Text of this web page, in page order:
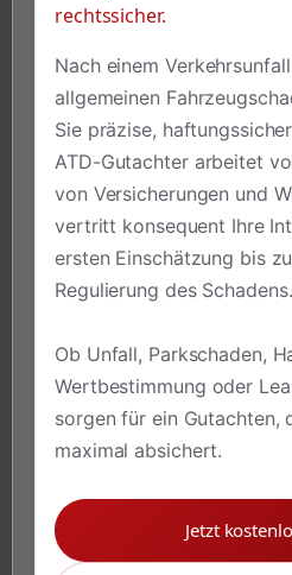
rechtssicher.
Nach einem
allgemeinen
Sie präzise,
ATD-Gutachter arbeitet
von Versicherungen und
vertritt konsequent Ihre
ersten Einschätzung bis
Regulierung des Schadens.
Ob Unfall, Parkschaden,
Wertbestimmung oder
sorgen für ein Gutachten,
maximal absichert.
Jetzt